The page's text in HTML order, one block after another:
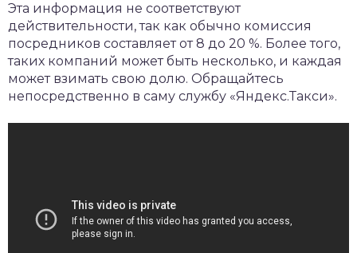
Эта информация не соответствуют
действительности, так как обычно комиссия
посредников составляет от 8 до 20 %. Более того,
таких компаний может быть несколько, и каждая
может взимать свою долю. Обращайтесь
непосредственно в саму службу «Яндекс.Такси».